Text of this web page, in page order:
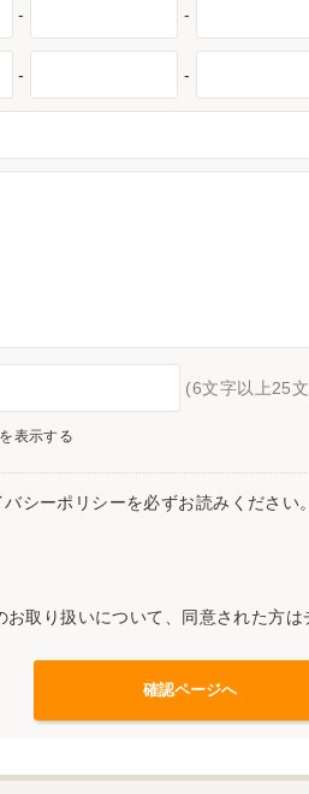
- -
- -
(6文字以上25
表示する
シーポリシーを必ずお読みください。
お取り扱いについて、同意された方は